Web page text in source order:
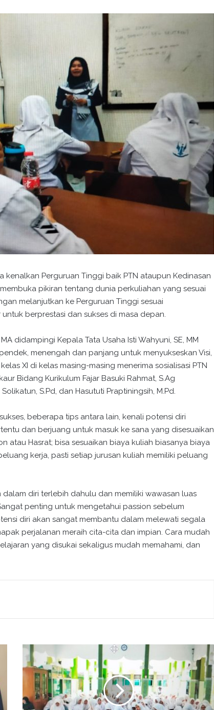
kenalkan Perguruan Tinggi baik PTN ataupun Kedinasan
pikiran tentang dunia perkuliahan yang sesuai
melanjutkan ke Perguruan Tinggi sesuai
berprestasi dan sukses di masa depan.
didampingi Kepala Tata Usaha Isti Wahyuni, SE, MM
menengah dan panjang untuk menyukseskan Visi,
XI di kelas masing-masing menerima sosialisasi PTN
Bidang Kurikulum Fajar Basuki Rahmat, S.Ag
S.Pd, dan Hasututi Praptiningsih, M.Pd.
beberapa tips antara lain, kenali potensi diri
dan berjuang untuk masuk ke sana yang disesuaikan
atau Hasrat; bisa sesuaikan biaya kuliah biasanya biaya
kerja, pasti setiap jurusan kuliah memiliki peluang
diri terlebih dahulu dan memiliki wawasan luas
penting untuk mengetahui passion sebelum
diri akan sangat membantu dalam melewati segala
perjalanan meraih cita-cita dan impian. Cara mudah
yang disukai sekaligus mudah memahami, dan
S
s
l